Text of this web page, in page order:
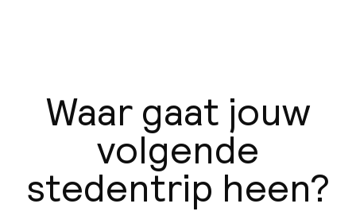
Waar gaat jouw
volgende
stedentrip heen?